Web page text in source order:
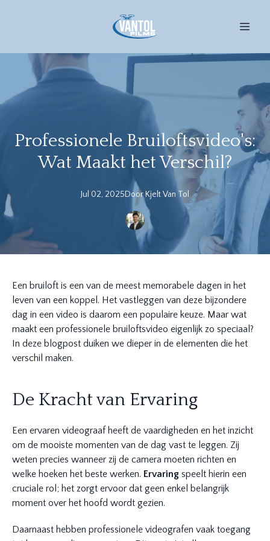
Professionele Bruiloftsvideo's:
Wat Maakt het Verschil?
Jul 02, 2025Door KjeltVan Tol
Een bruiloft is een van de meest memorabele dagen in het
leven van een koppel. Het vastleggen van deze bijzondere
dag in een video is daarom een populaire keuze. Maar wat
maakt een professionele bruiloftsvideo eigenlijk zo speciaal?
In deze blogpost duiken we dieper in de elementen die het
verschil maken.
De Kracht van Ervaring
Een ervaren videograaf heeft de vaardigheden en het inzicht
om de mooiste momenten van de dag vast te leggen. Zij
weten precies wanneer zij de camera moeten richten en
welke hoeken het beste werken. Ervaring speelt hierin een
cruciale rol; het zorgt ervoor dat geen enkel belangrijk
moment over het hoofd wordt gezien.
Daarnaast hebben professionele videografen vaak toegang